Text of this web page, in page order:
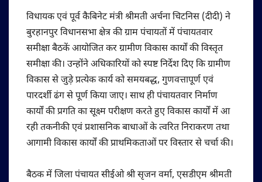
विधायक एवं पूर्व कैबिनेट मंत्री श्रीमती अर्चना चिटनिस (दीदी) ने
बुरहानपुर विधानसभा क्षेत्र की ग्राम पंचायतों में पंचायतवार
समीक्षा बैठकें आयोजित कर ग्रामीण विकास कार्यों की विस्तृत
समीक्षा की। उन्होंने अधिकारियों को स्पष्ट निर्देश दिए कि ग्रामीण
विकास से जुड़े प्रत्येक कार्य को समयबद्ध, गुणवत्तापूर्ण एवं
पारदर्शी ढंग से पूर्ण किया जाए। साथ ही पंचायतवार निर्माण
कार्यों की प्रगति का सूक्ष्म परीक्षण करते हुए विकास कार्यों में आ
रही तकनीकी एवं प्रशासनिक बाधाओं के त्वरित निराकरण तथा
आगामी विकास कार्यों की प्राथमिकताओं पर विस्तार से चर्चा की।
बैठक में जिला पंचायत सीईओ श्री सृजन वर्मा, एसडीएम श्रीमती